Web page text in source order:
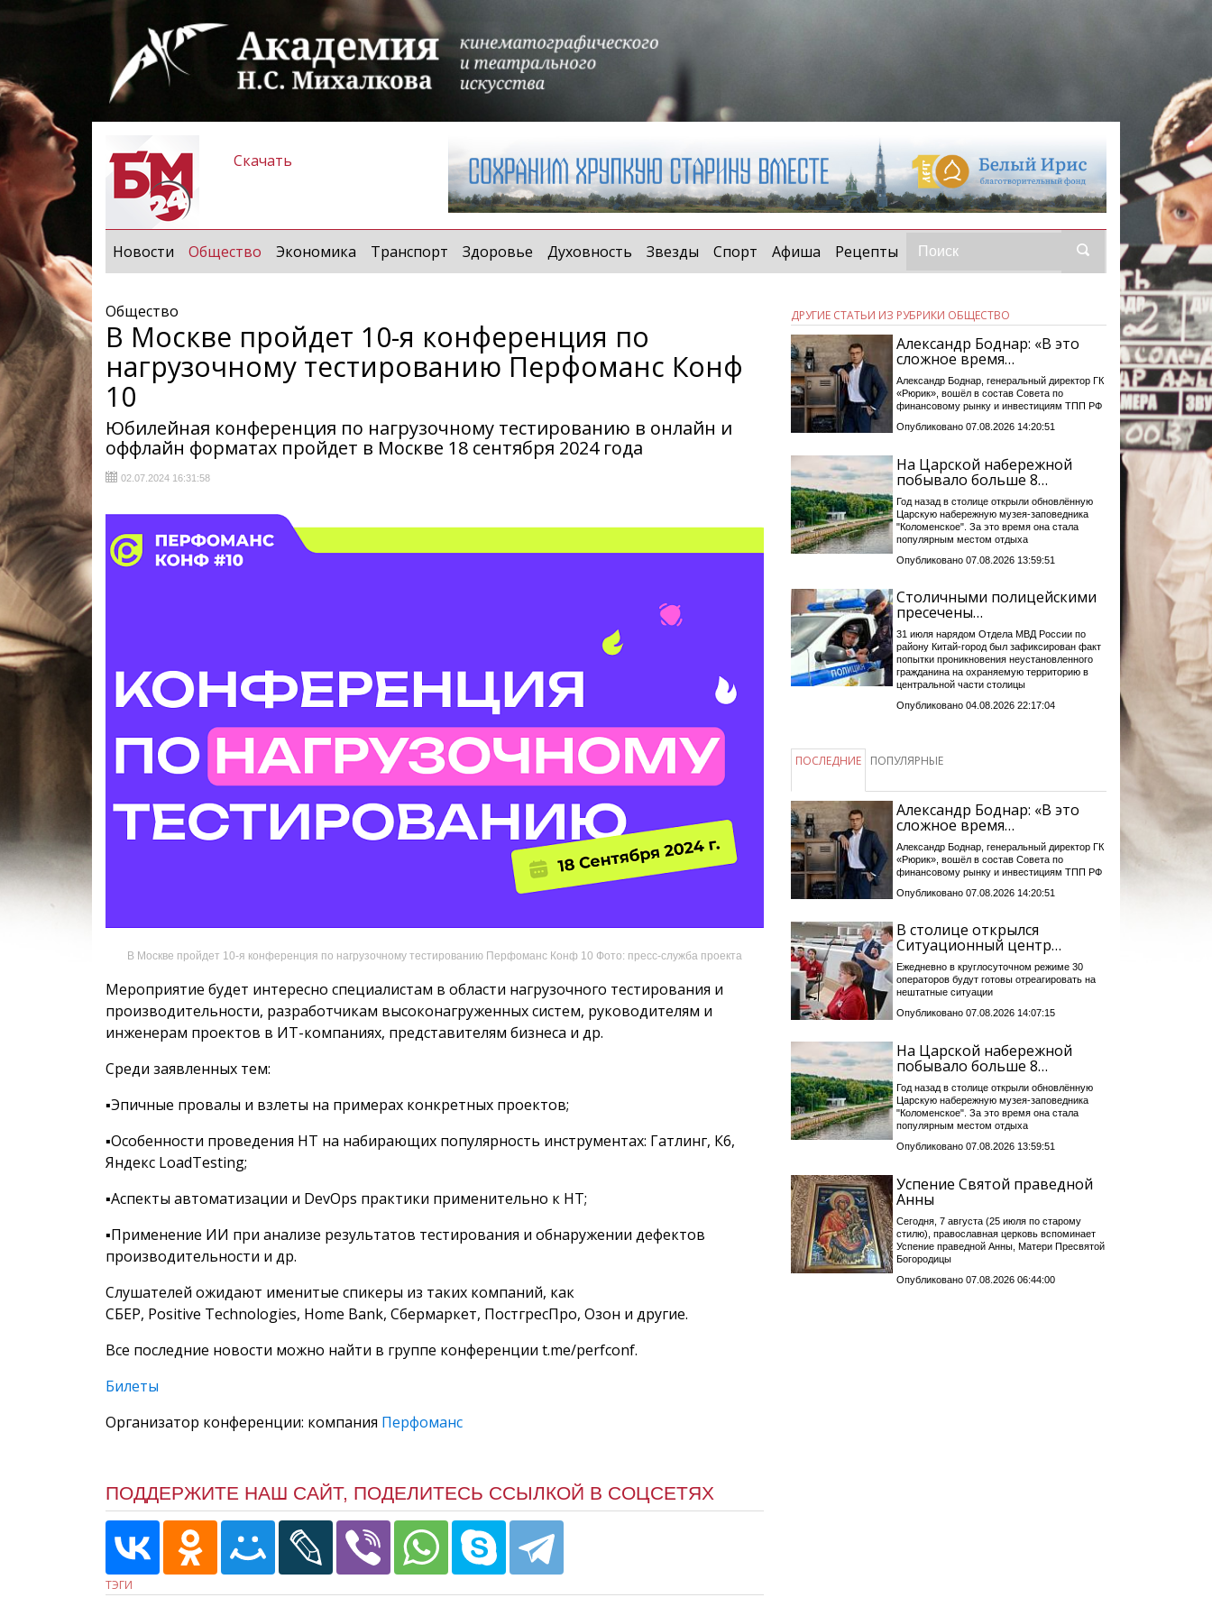
Скачать
Новости Общество (current)
Экономика Транспорт Здоровье Духовность Звезды Спорт Афиша Рецепты
Общество
В Москве пройдет 10-я конференция по
нагрузочному тестированию Перфоманс Конф
10
Юбилейная конференция по нагрузочному тестированию в онлайн и
оффлайн форматах пройдет в Москве 18 сентября 2024 года
02.07.2024 16:31:58
В Москве пройдет 10-я конференция по нагрузочному тестированию Перфоманс Конф 10 Фото: пресс-служба проекта
Мероприятие будет интересно специалистам в области нагрузочного тестирования и
производительности, разработчикам высоконагруженных систем, руководителям и
инженерам проектов в ИТ-компаниях, представителям бизнеса и др.
Среди заявленных тем:
▪️Эпичные провалы и взлеты на примерах конкретных проектов;
▪️Особенности проведения НТ на набирающих популярность инструментах: Гатлинг, К6,
Яндекс LoadTesting;
▪️Аспекты автоматизации и DevOps практики применительно к НТ;
▪️Применение ИИ при анализе результатов тестирования и обнаружении дефектов
производительности и др.
Слушателей ожидают именитые спикеры из таких компаний, как
СБЕР, Positive Technologies, Home Bank, Сбермаркет, ПостгресПро, Озон и другие.
Все последние новости можно найти в группе конференции t.me/perfconf.
Билеты
Организатор конференции: компания Перфоманс
ПОДДЕРЖИТЕ НАШ САЙТ, ПОДЕЛИТЕСЬ ССЫЛКОЙ В СОЦСЕТЯХ
ТЭГИ
ДРУГИЕ СТАТЬИ ИЗ РУБРИКИ ОБЩЕСТВО
Александр Боднар: «В это
сложное время…
Александр Боднар, генеральный директор ГК
«Рюрик», вошёл в состав Совета по
финансовому рынку и инвестициям ТПП РФ
Опубликовано 07.08.2026 14:20:51
На Царской набережной
побывало больше 8…
Год назад в столице открыли обновлённую
Царскую набережную музея-заповедника
"Коломенское". За это время она стала
популярным местом отдыха
Опубликовано 07.08.2026 13:59:51
Столичными полицейскими
пресечены…
31 июля нарядом Отдела МВД России по
району Китай-город был зафиксирован факт
попытки проникновения неустановленного
гражданина на охраняемую территорию в
центральной части столицы
Опубликовано 04.08.2026 22:17:04
ПОСЛЕДНИЕ ПОПУЛЯРНЫЕ
Александр Боднар: «В это
сложное время…
Александр Боднар, генеральный директор ГК
«Рюрик», вошёл в состав Совета по
финансовому рынку и инвестициям ТПП РФ
Опубликовано 07.08.2026 14:20:51
В столице открылся
Ситуационный центр…
Ежедневно в круглосуточном режиме 30
операторов будут готовы отреагировать на
нештатные ситуации
Опубликовано 07.08.2026 14:07:15
На Царской набережной
побывало больше 8…
Год назад в столице открыли обновлённую
Царскую набережную музея-заповедника
"Коломенское". За это время она стала
популярным местом отдыха
Опубликовано 07.08.2026 13:59:51
Успение Святой праведной
Анны
Сегодня, 7 августа (25 июля по старому
стилю), православная церковь вспоминает
Успение праведной Анны, Матери Пресвятой
Богородицы
Опубликовано 07.08.2026 06:44:00